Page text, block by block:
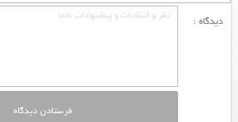
دیدگاه :